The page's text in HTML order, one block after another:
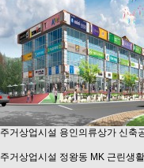
주거상업시설 용인의류상가 신축
주거상업시설 정왕동 MK 근린생